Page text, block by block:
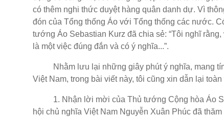
có thêm nghi thức duyệt hàng quân danh dự. Vì
đón của Tổng thống Áo với Tổng thống các nước.
tướng Áo Sebastian Kurz đã chia sẻ: “Tôi nghĩ
là một việc đúng đắn và có ý nghĩa...”.
Nhằm lưu lại những giây phút ý nghĩa, mang
Việt Nam, trong bài viết này, tôi cũng xin dẫn lại
1. Nhận lời mời của Thủ tướng Cộng hòa Áo
hội chủ nghĩa Việt Nam Nguyễn Xuân Phúc đã